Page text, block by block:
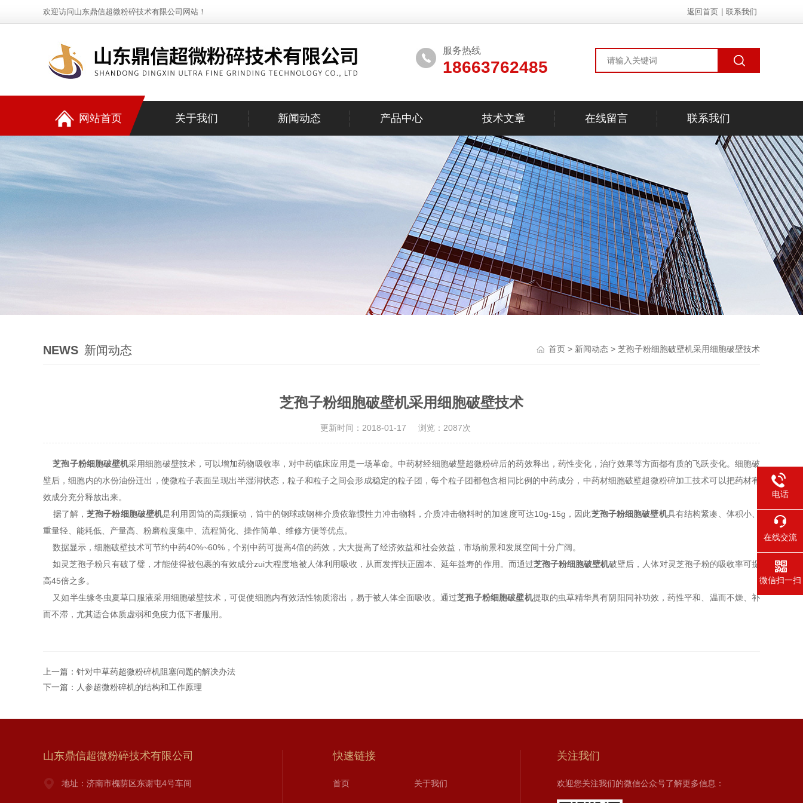
欢迎访问山东鼎信超微粉碎技术有限公司网站！ 返回首页 联系我们
服务热线
18663762485
网站首页 关于我们 新闻动态 产品中心 技术文章 在线留言 联系我们
NEWS 新闻动态 首页 > 新闻动态 > 芝孢子粉细胞破壁机采用细胞破壁技术
芝孢子粉细胞破壁机采用细胞破壁技术
更新时间：2018-01-17 浏览：2087次
芝孢子粉细胞破壁机采用细胞破壁技术，可以增加药物吸收率，对中药临床应用是一场革命。中药材经细胞破壁超微粉碎后的药效释出，药性变化，治疗效果等方面都有质的飞跃变化。细胞破
壁后，细胞内的水份油份迁出，使微粒子表面呈现出半湿润状态，粒子和粒子之间会形成稳定的粒子团，每个粒子团都包含相同比例的中药成分，中药材细胞破壁超微粉碎加工技术可以把药材有
效成分充分释放出来。
据了解，芝孢子粉细胞破壁机是利用圆筒的高频振动，筒中的钢球或钢棒介质依靠惯性力冲击物料，介质冲击物料时的加速度可达10g-15g，因此芝孢子粉细胞破壁机具有结构紧凑、体积小、
重量轻、能耗低、产量高、粉磨粒度集中、流程简化、操作简单、维修方便等优点。
数据显示，细胞破壁技术可节约中药40%~60%，个别中药可提高4倍的药效，大大提高了经济效益和社会效益，市场前景和发展空间十分广阔。
如灵芝孢子粉只有破了璧，才能使得被包裹的有效成分zui大程度地被人体利用吸收，从而发挥扶正固本、延年益寿的作用。而通过芝孢子粉细胞破壁机破壁后，人体对灵芝孢子粉的吸收率可提
高45倍之多。
又如半生缘冬虫夏草口服液采用细胞破壁技术，可促使细胞内有效活性物质溶出，易于被人体全面吸收。通过芝孢子粉细胞破壁机提取的虫草精华具有阴阳同补功效，药性平和、温而不燥、补
而不滞，尤其适合体质虚弱和免疫力低下者服用。
上一篇： 针对中草药超微粉碎机阻塞问题的解决办法
下一篇： 人参超微粉碎机的结构和工作原理
山东鼎信超微粉碎技术有限公司
地址：济南市槐荫区东谢屯4号车间
快速链接
首页 关于我们
关注我们
欢迎您关注我们的微信公众号了解更多信息：
电话
在线交流
微信扫一扫